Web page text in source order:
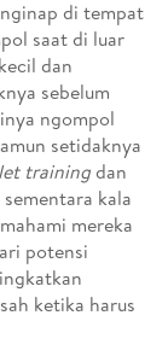
di tempat
saat di luar
dan
sebelum
ngompol
setidaknya
trainingdan
kala
mereka
potensi
ketika harus